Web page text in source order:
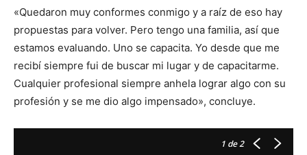
«Quedaron muy conformes conmigo y a raíz de eso hay
propuestas para volver. Pero tengo una familia, así que
estamos evaluando. Uno se capacita. Yo desde que me
recibí siempre fui de buscar mi lugar y de capacitarme.
Cualquier profesional siempre anhela lograr algo con su
profesión y se me dio algo impensado», concluye.
1 de 2